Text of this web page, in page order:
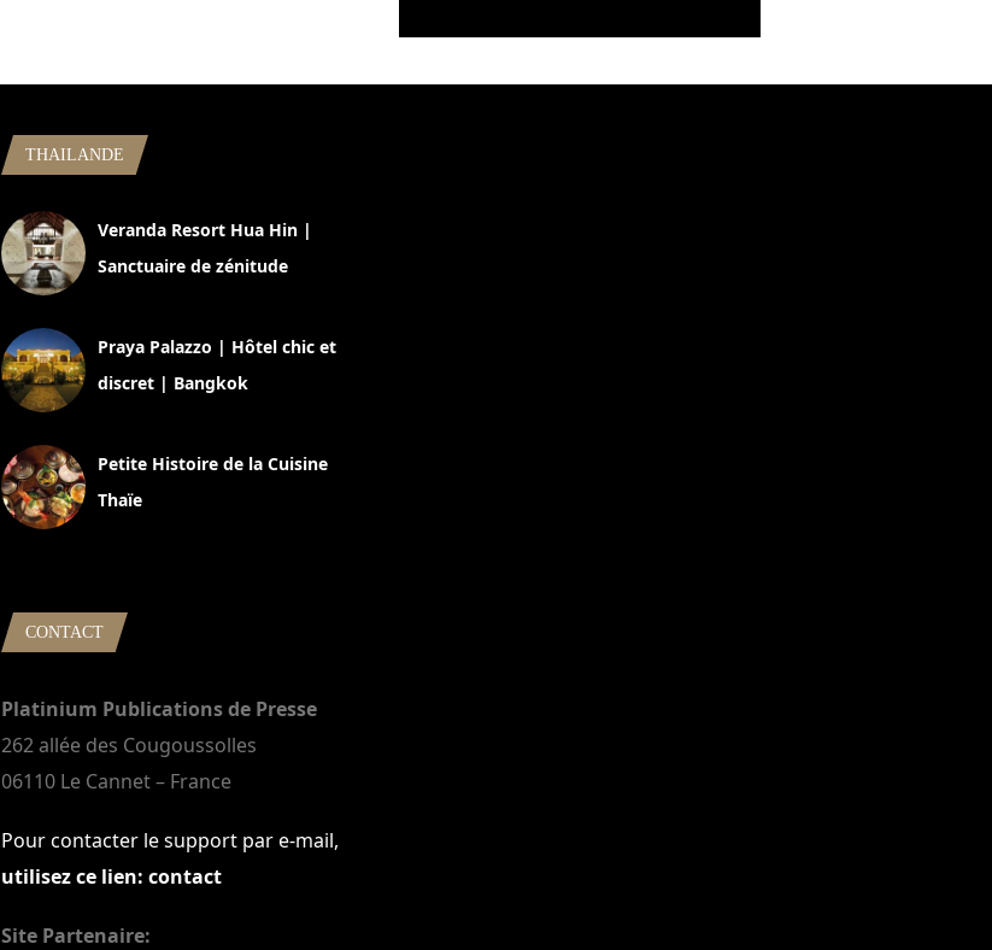
THAILANDE
Veranda Resort Hua Hin |
Sanctuaire de zénitude
Praya Palazzo | Hôtel chic et
discret | Bangkok
Petite Histoire de la Cuisine
Thaïe
CONTACT
Platinium Publications de Presse
262 allée des Cougoussolles
06110 Le Cannet – France
Pour contacter le support par e-mail,
utilisez ce lien: contact
Site Partenaire: